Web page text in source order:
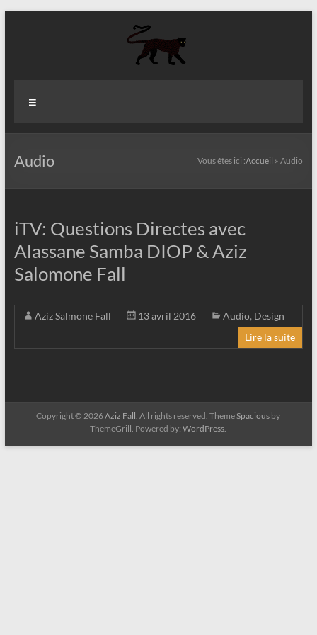
Fall
Internationaliste
Audio Vous êtes ici :Accueil »Audio
iTV: Questions Directes avec
Alassane Samba DIOP & Aziz
Salomone Fall
Aziz Salmone Fall 13 avril 2016 Audio, Design
Lire la suite
Copyright © 2026Aziz Fall. All rights reserved. ThemeSpacious by
ThemeGrill. Powered by:WordPress.